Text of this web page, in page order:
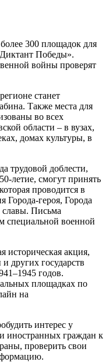
300 площадок для
Победы».
войны проверят
станет
Также места для
во всех
области – в вузах,
домах культуры, в
трудовой доблести,
летие, смогут принять
проводится в
Города-героя, Города
славы. Письма
специальной военной
акция,
других государств
годов.
площадках по
на
интерес у
иностранных граждан к
проверить свои